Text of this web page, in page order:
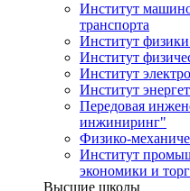
Институт
транспорта
Институт
Институт
Институт
Институт
Передовая
инжиниринг"
Физико-
Институт
экономики и
Высшие школы